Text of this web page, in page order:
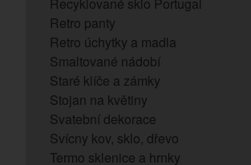
Retro panty
Retro úchytky a madla
Smaltované nádobí
Staré klíče a zámky
Stojan na květiny
Svatební dekorace
Svícny kov, sklo, dřevo
Termo sklenice a hrnky